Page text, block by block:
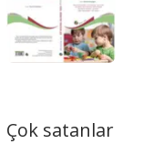
Çok satanlar